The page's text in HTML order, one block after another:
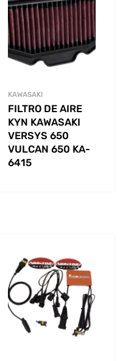
KAWASAKI
FILTRO DE AIRE
KYN KAWASAKI
VERSYS 650
VULCAN 650 KA-
6415